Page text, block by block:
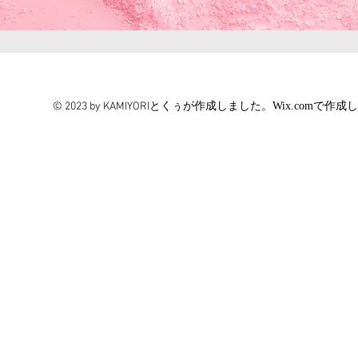
© 2023 by KAMIYORIとくぅが作成しました。 Wix.comで作成